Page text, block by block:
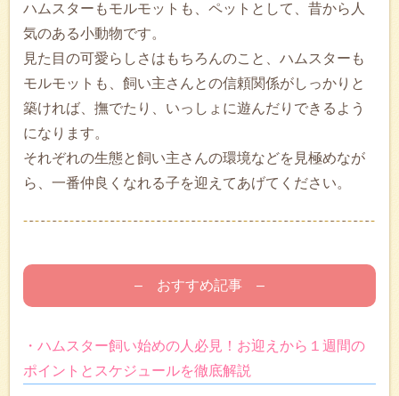
ハムスターもモルモットも、ペットとして、昔から人
気のある小動物です。
見た目の可愛らしさはもちろんのこと、ハムスターも
モルモットも、飼い主さんとの信頼関係がしっかりと
築ければ、撫でたり、いっしょに遊んだりできるよう
になります。
それぞれの生態と飼い主さんの環境などを見極めなが
ら、一番仲良くなれる子を迎えてあげてください。
– おすすめ記事 –
・ハムスター飼い始めの人必見！お迎えから１週間の
ポイントとスケジュールを徹底解説